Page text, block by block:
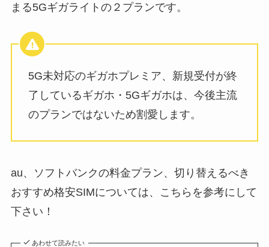
まる5Gギガライトの２プランです。
5G未対応のギガホプレミア、新規受付が終
了しているギガホ・5Gギガホは、今後主流
のプランではないため割愛します。
au、ソフトバンクの料金プラン、切り替えるべき
おすすめ格安SIMについては、こちらを参考にして
下さい！
あわせて読みたい